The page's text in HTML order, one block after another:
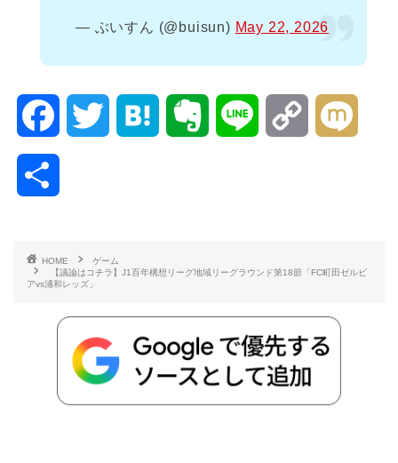
— ぶいすん (@buisun) May 22, 2026
b
o
r t n
HOME
ゲーム
【議論はコチラ】J1百年構想リーグ地域リーグラウンド第18節「FC町田ゼルビ
アvs浦和レッズ」